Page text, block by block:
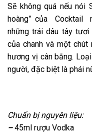
Sẽ không quá nếu nói
hoàng” của Cocktail
những trái dâu tây tươi
của chanh và một
hương vị cân bằng.
người, đặc biệt là phái
Chuẩn bị nguyên liệu:
–45ml rượu Vodka